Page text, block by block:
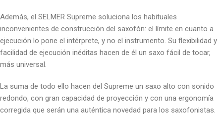
Además, el SELMER Supreme soluciona los habituales
inconvenientes de construcción del saxofón: el límite en cuanto a
ejecución lo pone el intérprete, y no el instrumento. Su flexibilidad y
facilidad de ejecución inéditas hacen de él un saxo fácil de tocar,
más universal.
La suma de todo ello hacen del Supreme un saxo alto con sonido
redondo, con gran capacidad de proyección y con una ergonomía
corregida que serán una auténtica novedad para los saxofonistas.